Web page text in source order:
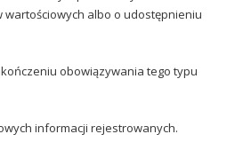
albo o udostępnieniu
obowiązywania tego typu
informacji rejestrowanych.